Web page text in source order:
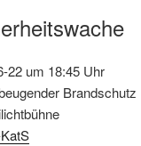
22 um 18:45 Uhr
Brandschutz